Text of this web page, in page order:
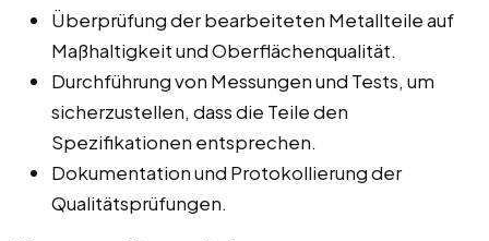
Überprüfung der bearbeiteten Metallteile auf
Maßhaltigkeit und Oberflächenqualität.
Durchführung von Messungen und Tests, um
sicherzustellen, dass die Teile den
Spezifikationen entsprechen.
Dokumentation und Protokollierung der
Qualitätsprüfungen.